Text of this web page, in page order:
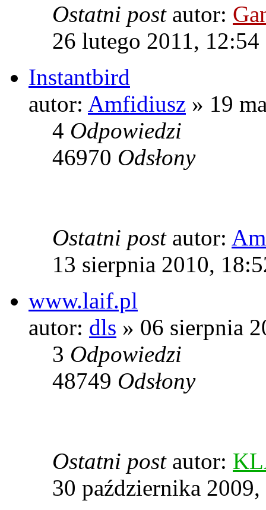
Ostatni post autor:
26 lutego 2011, 12:54
Instantbird
autor: Amfidiusz » 19
4 Odpowiedzi
46970 Odsłony
Ostatni post autor:
13 sierpnia 2010,
www.laif.pl
autor: dls » 06 sierpnia
3 Odpowiedzi
48749 Odsłony
Ostatni post autor:
30 października